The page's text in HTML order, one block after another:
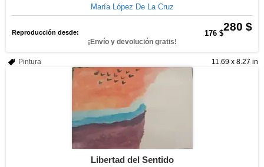
María López De La Cruz
280 $
Reproducción desde: 176 $
¡Envío y devolución gratis!
11.69 x 8.27 in
Pintura
Libertad del Sentido